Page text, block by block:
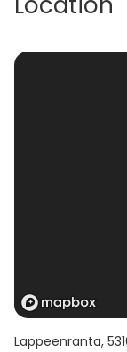
Lappeenranta,